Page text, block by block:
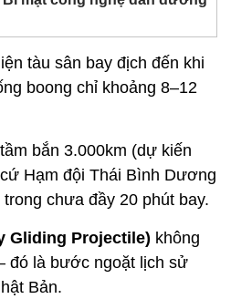
tàu sân bay địch đến khi
boong chỉ khoảng 8–12
bắn 3.000km (dự kiến
Hạm đội Thái Bình Dương
chưa đầy 20 phút bay.
Gliding Projectile) không
đó là bước ngoặt lịch sử
Bản.